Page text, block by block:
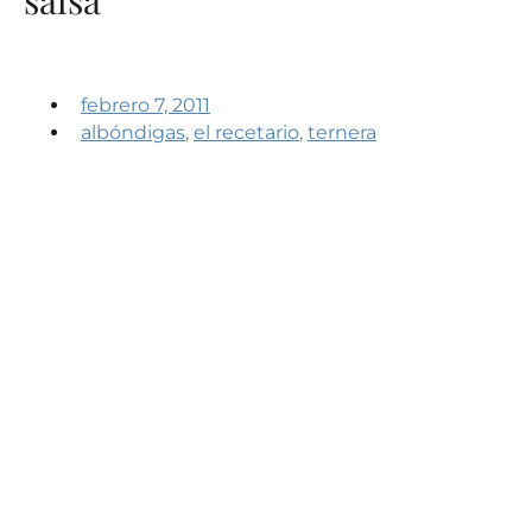
febrero 7, 2011
albóndigas, el recetario, ternera